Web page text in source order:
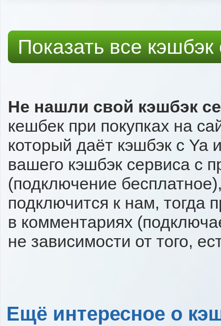
Показать все
Не нашли свой кэшбэк
кешбек при покупках на
который даёт кэшбэк с Ya
вашего кэшбэк сервиса с
(подключение
подключится к нам, тогда
в комментариях
не зависимости от того,
Ещё интересное о